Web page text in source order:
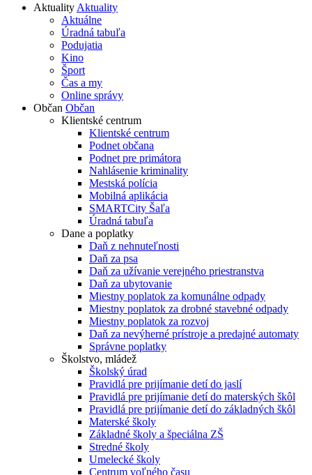
Aktuality Aktuality
Aktuálne
Úradná tabuľa
Podujatia
Kino
Šport
Čas a my
Online správy
Občan Občan
Klientské centrum
Klientské centrum
Podnet občana
Podnet pre primátora
Nahlásenie kriminality
Mestská polícia
Mobilná aplikácia
SMARTCity Šaľa
Úradná tabuľa
Dane a poplatky
Daň z nehnuteľnosti
Daň za psa
Daň za užívanie verejného priestranstva
Daň za ubytovanie
Miestny poplatok za komunálne odpady
Miestny poplatok za drobné stavebné odpady
Miestny poplatok za rozvoj
Daň za nevýherné prístroje a predajné automaty
Správne poplatky
Školstvo, mládež
Školský úrad
Pravidlá pre prijímanie detí do jaslí
Pravidlá pre prijímanie detí do materských škôl
Pravidlá pre prijímanie detí do základných škôl
Materské školy
Základné školy a špeciálna ZŠ
Stredné školy
Umelecké školy
Centrum voľného času